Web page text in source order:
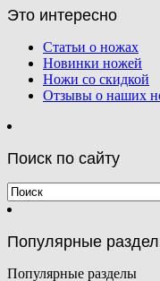
Это интересно
Статьи о ножах
Новинки ножей
Ножи со скидкой
Отзывы о наших
Поиск по сайту
Популярные
Популярные разделы